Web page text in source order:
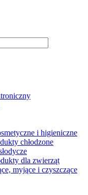
i higieniczne
chłodzone
dla zwierząt
myjące i czyszczące